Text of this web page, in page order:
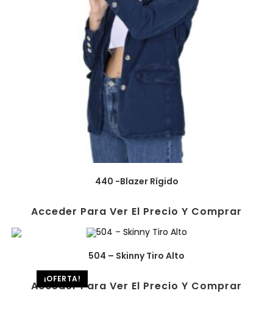
440 -Blazer Rígido
Acceder Para Ver El Precio Y Comprar
¡OFERTA!
504 – Skinny Tiro Alto
Acceder Para Ver El Precio Y Comprar